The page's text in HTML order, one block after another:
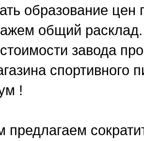
образование
общий
завода
спортивного
!